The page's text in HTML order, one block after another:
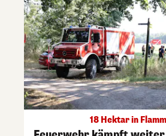
18 Hektar in